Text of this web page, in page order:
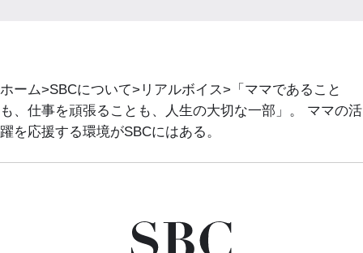
ホーム SBCについて リアルボイス
「ママであること
も、仕事を頑張ることも、人生の大切な一部」。 ママの活
躍を応援する環境がSBCにはある。